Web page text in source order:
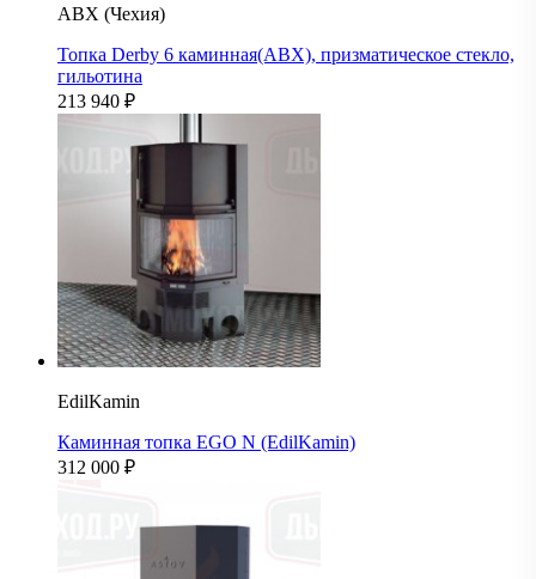
ABX (Чехия)
Топка Derby 6 каминная(ABX), призматическое стекло,
гильотина
213 940 ₽
EdilKamin
Каминная топка EGO N (EdilKamin)
312 000 ₽